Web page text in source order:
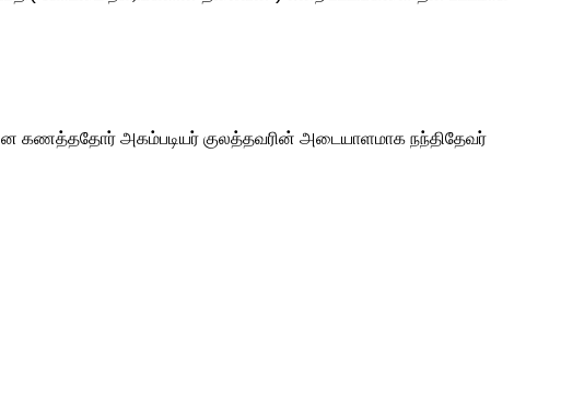
கணத்ததோர் அகம்படியர் குலத்தவரின் அடையாளமாக நந்திதேவர்